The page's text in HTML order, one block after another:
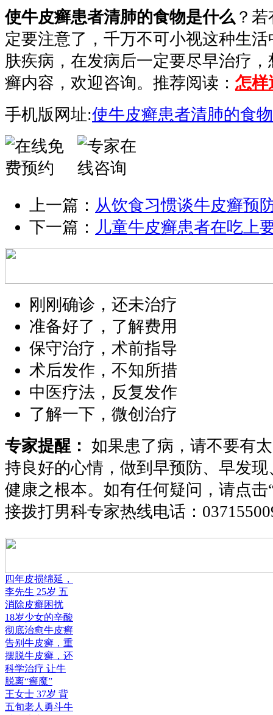
使牛皮癣患者清肺的食物是什么 ？
定要注意了，千万不可小视这种生
肤疾病，在发病后一定要尽早治疗
癣内容，欢迎咨询。推荐阅读： 怎样
手机版网址:使牛皮癣患者清肺的食
上一篇： 从饮食习惯谈牛皮癣预
下一篇： 儿童牛皮癣患者在吃上
刚刚确诊，还未治疗
准备好了，了解费用
保守治疗，术前指导
术后发作，不知所措
中医疗法，反复发作
了解一下，微创治疗
专家提醒： 如果患了病，请不要有
持良好的心情，做到早预防、早发
健康之根本。如有任何疑问，请点击
接拨打男科专家热线电话：
四年皮损绵延，
李先生 25岁 五
消除皮癣困扰
18岁少女的辛酸
彻底治愈牛皮癣
告别牛皮癣，重
摆脱牛皮癣，还
科学治疗 让牛
脱离“癣魔”
王女士 37岁 背
五旬老人勇斗牛